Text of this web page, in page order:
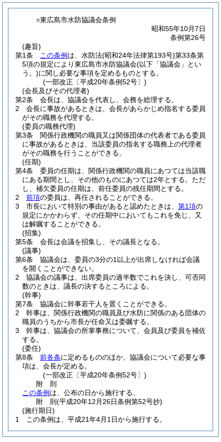
○東広島市水防協議会条例
昭和55年10月7日
条例第26号
(趣旨)
第1条
この条例 は、水防法(昭和24年法律第193号)第33条第
5項の規定により東広島市水防協議会(以下「協議会」とい
う。)に関し必要な事項を定めるものとする。
(一部改正〔平成20年条例52号〕)
(会長及びその代理者)
第2条
会長は、協議会を代表し、会務を総理する。
2
会長に事故があるときは、会長があらかじめ指名する委員
がその職務を代理する。
(委員の職務代理)
第3条
関係行政機関の職員又は関係団体の代表者である委員
に事故があるときは、当該委員の指名する職務上の代理者
がその職務を行うことができる。
(任期)
第4条
委員の任期は、関係行政機関の職員にあつては当該職
にある期間とし、その他のものにあつては2年とする。 ただ
し、補欠委員の任期は、前任委員の残任期間とする。
2
前項の委員は、再任されることができる。
3
市長において特別の事由があると認めたときは、 第1項の
規定にかかわらず、その任期中においてもこれを免じ、又
は解嘱することができる。
(招集)
第5条
会長は会議を招集し、その議長となる。
(議事)
第6条
協議会は、委員の3分の1以上が出席しなければ会議
を開くことができない。
2
協議会の議事は、出席委員の過半数でこれを決し、可否同
数のときは、議長の決するところによる。
(幹事)
第7条
協議会に幹事若干人を置くことができる。
2
幹事は、関係行政機関の職員及び水防に関係のある団体の
職員のうちから市長が任命又は委嘱する。
3
幹事は、協議会の所掌事務について、会員及び委員を補佐
する。
(委任)
第8条
前各条に定めるもののほか、協議会について必要な事
項は、会長が定める。
(一部改正〔平成20年条例52号〕)
附 則
この条例 は、公布の日から施行する。
附 則(平成20年12月26日条例第52号抄)
(施行期日)
1
この条例は、平成21年4月1日から施行する。